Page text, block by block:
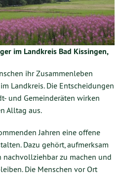
im Landkreis Bad Kissingen,
ihr Zusammenleben
Landkreis. Die Entscheidungen
und Gemeinderäten wirken
Alltag aus.
Jahren eine offene
Dazu gehört, aufmerksam
nachvollziehbar zu machen und
Die Menschen vor Ort